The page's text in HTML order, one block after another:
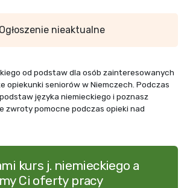
Ogłoszenie nieaktualne
od podstaw dla osób zainteresowanych
opiekunki seniorów w Niemczech. Podczas
języka niemieckiego i poznasz
zwroty pomocne podczas opieki nad
kurs j. niemieckiego a
Ci oferty pracy